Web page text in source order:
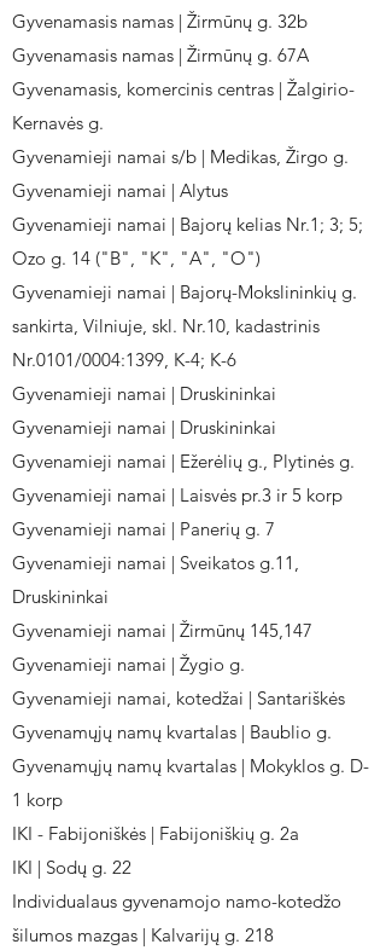
Gyvenamasis namas | Žirmūnų g. 32b
Gyvenamasis namas | Žirmūnų g. 67A
Gyvenamasis, komercinis centras | Žalgirio-
Kernavės g.
Gyvenamieji namai s/b | Medikas, Žirgo g.
Gyvenamieji namai | Alytus
Gyvenamieji namai | Bajorų kelias Nr.1; 3; 5;
Ozo g. 14 ("B", "K", "A", "O")
Gyvenamieji namai | Bajorų-Mokslininkių g.
sankirta, Vilniuje, skl. Nr.10, kadastrinis
Nr.0101/0004:1399, K-4; K-6
Gyvenamieji namai | Druskininkai
Gyvenamieji namai | Druskininkai
Gyvenamieji namai | Ežerėlių g., Plytinės g.
Gyvenamieji namai | Laisvės pr.3 ir 5 korp
Gyvenamieji namai | Panerių g. 7
Gyvenamieji namai | Sveikatos g.11,
Druskininkai
Gyvenamieji namai | Žirmūnų 145,147
Gyvenamieji namai | Žygio g.
Gyvenamieji namai, kotedžai | Santariškės
Gyvenamųjų namų kvartalas | Baublio g.
Gyvenamųjų namų kvartalas | Mokyklos g. D-
1 korp
IKI - Fabijoniškės | Fabijoniškių g. 2a
IKI | Sodų g. 22
Individualaus gyvenamojo namo-kotedžo
šilumos mazgas | Kalvarijų g. 218